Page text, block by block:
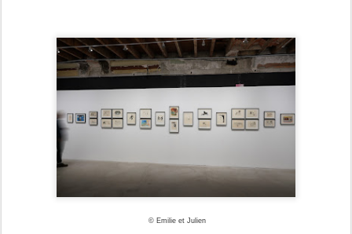
© Emilie et Julien